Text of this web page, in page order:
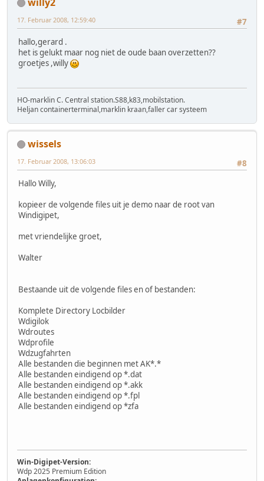
#7
17. Februar 2008, 12:59:40
hallo,gerard .
het is gelukt maar nog niet de oude baan overzetten??
groetjes ,willy
HO-marklin C. Central station.S88,k83,mobilstation.
Heljan containerterminal,marklin kraan,faller car systeem
wissels
#8
17. Februar 2008, 13:06:03
Hallo Willy,
kopieer de volgende files uit je demo naar de root van
Windigipet,
met vriendelijke groet,
Walter
Bestaande uit de volgende files en of bestanden:
Komplete Directory Locbilder
Wdigilok
Wdroutes
Wdprofile
Wdzugfahrten
Alle bestanden die beginnen met AK*.*
Alle bestanden eindigend op *.dat
Alle bestanden eindigend op *.akk
Alle bestanden eindigend op *.fpl
Alle bestanden eindigend op *zfa
Win-Digipet-Version:
Wdp 2025 Premium Edition